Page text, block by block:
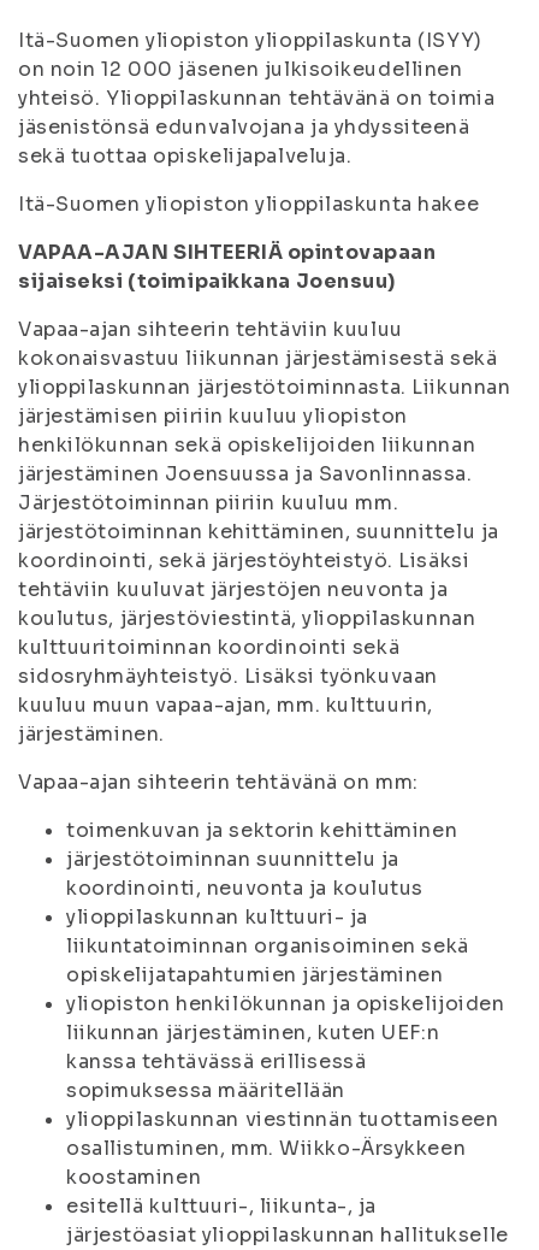
Itä-Suomen yliopiston ylioppilaskunta (ISYY)
on noin 12 000 jäsenen julkisoikeudellinen
yhteisö. Ylioppilaskunnan tehtävänä on toimia
jäsenistönsä edunvalvojana ja yhdyssiteenä
sekä tuottaa opiskelijapalveluja.
Itä-Suomen yliopiston ylioppilaskunta hakee
VAPAA-AJAN SIHTEERIÄ opintovapaan
sijaiseksi (toimipaikkana Joensuu)
Vapaa-ajan sihteerin tehtäviin kuuluu
kokonaisvastuu liikunnan järjestämisestä sekä
ylioppilaskunnan järjestötoiminnasta. Liikunnan
järjestämisen piiriin kuuluu yliopiston
henkilökunnan sekä opiskelijoiden liikunnan
järjestäminen Joensuussa ja Savonlinnassa.
Järjestötoiminnan piiriin kuuluu mm.
järjestötoiminnan kehittäminen, suunnittelu ja
koordinointi, sekä järjestöyhteistyö. Lisäksi
tehtäviin kuuluvat järjestöjen neuvonta ja
koulutus, järjestöviestintä, ylioppilaskunnan
kulttuuritoiminnan koordinointi sekä
sidosryhmäyhteistyö. Lisäksi työnkuvaan
kuuluu muun vapaa-ajan, mm. kulttuurin,
järjestäminen.
Vapaa-ajan sihteerin tehtävänä on mm:
toimenkuvan ja sektorin kehittäminen
järjestötoiminnan suunnittelu ja
koordinointi, neuvonta ja koulutus
ylioppilaskunnan kulttuuri- ja
liikuntatoiminnan organisoiminen sekä
opiskelijatapahtumien järjestäminen
yliopiston henkilökunnan ja opiskelijoiden
liikunnan järjestäminen, kuten UEF:n
kanssa tehtävässä erillisessä
sopimuksessa määritellään
ylioppilaskunnan viestinnän tuottamiseen
osallistuminen, mm. Wiikko-Ärsykkeen
koostaminen
esitellä kulttuuri-, liikunta-, ja
järjestöasiat ylioppilaskunnan hallitukselle